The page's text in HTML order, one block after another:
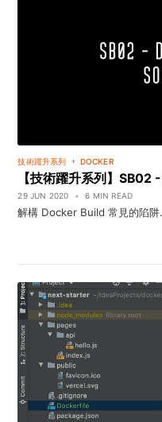
技術躍升系列 + DOCKER
【技術躍升系列】
29 JUN 2020 • 6 MIN READ
解構 Docker Build 常見的陷阱